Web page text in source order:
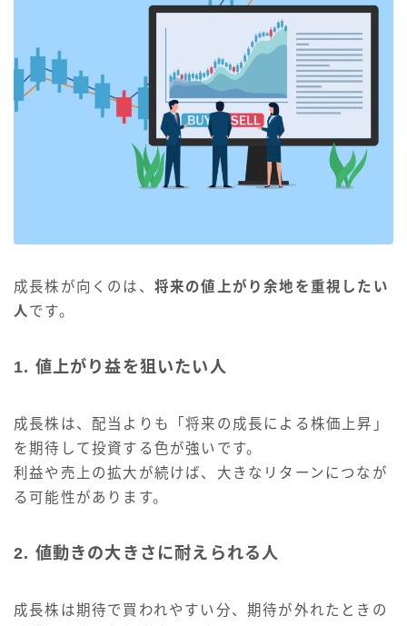
成長株が向くのは、 将来の値上がり余地を重視したい
人 です。
1. 値上がり益を狙いたい人
成長株は、配当よりも「将来の成長による株価上昇」
を期待して投資する色が強いです。
利益や売上の拡大が続けば、大きなリターンにつなが
る可能性があります。
2. 値動きの大きさに耐えられる人
成長株は期待で買われやすい分、期待が外れたときの